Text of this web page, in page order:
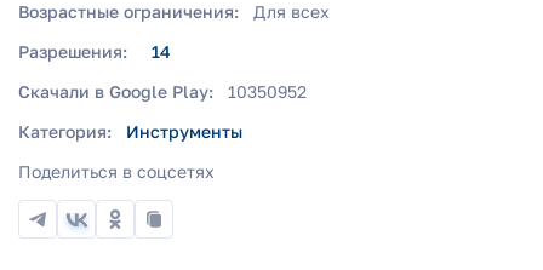
Возрастные ограничения:
Для всех
Разрешения:
14
Скачали в Google Play:
10350952
Категория:
Инструменты
Поделиться в соцсетях